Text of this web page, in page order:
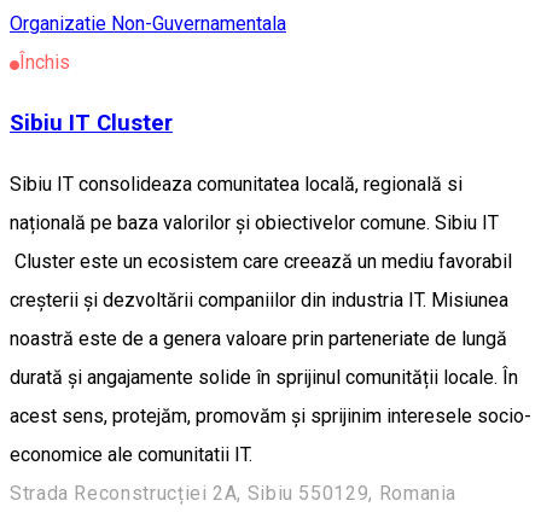
Organizatie Non-Guvernamentala
Închis
Sibiu IT Cluster
Sibiu IT consolideaza comunitatea locală, regională si
națională pe baza valorilor și obiectivelor comune. Sibiu IT
Cluster este un ecosistem care creează un mediu favorabil
creșterii și dezvoltării companiilor din industria IT. Misiunea
noastră este de a genera valoare prin parteneriate de lungă
durată și angajamente solide în sprijinul comunității locale. În
acest sens, protejăm, promovăm și sprijinim interesele socio-
economice ale comunitatii IT.
Strada Reconstrucției 2A, Sibiu 550129, Romania